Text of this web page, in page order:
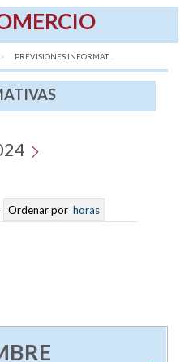
AQUÍ:
PREVISIONES INFORMAT...
Ordenar por horas